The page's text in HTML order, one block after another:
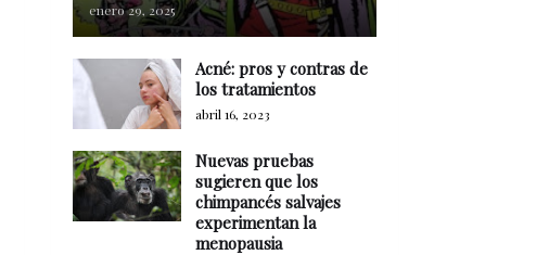
enero 29, 2025
Acné: pros y contras de
los tratamientos
abril 16, 2023
Nuevas pruebas
sugieren que los
chimpancés salvajes
experimentan la
menopausia